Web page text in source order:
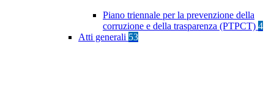
Piano triennale per la prevenzione della
corruzione e della trasparenza (PTPCT) 4
Atti generali 53